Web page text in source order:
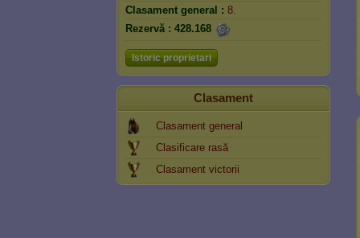
Clasament general : 8.
Rezervă : 428.168
Istoric proprietari
Clasament
Clasament general
Clasificare rasă
Clasament victorii